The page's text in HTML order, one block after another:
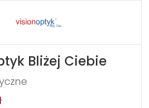
Bliżej Ciebie